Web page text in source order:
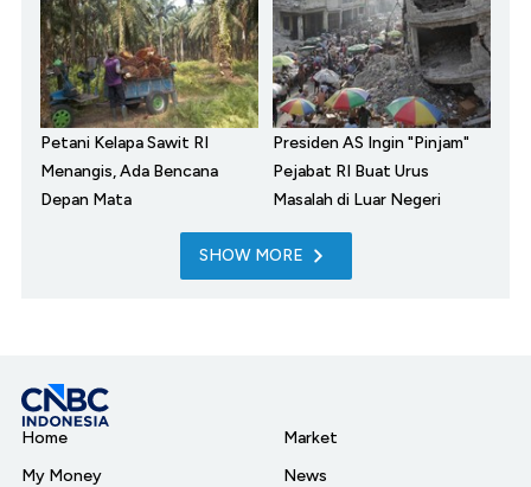
Petani Kelapa Sawit RI
Menangis, Ada Bencana
Depan Mata
Presiden AS Ingin "Pinjam"
Pejabat RI Buat Urus
Masalah di Luar Negeri
SHOW MORE
Home
My Money
Market
News